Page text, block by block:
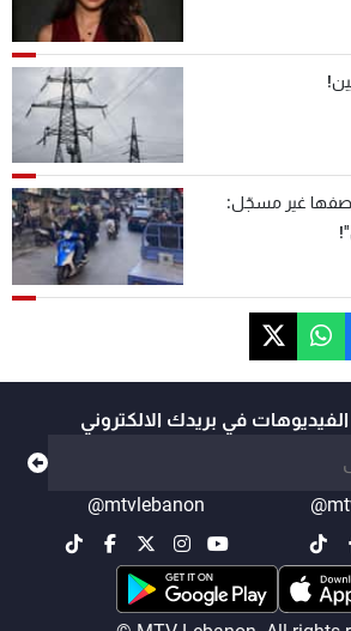
دراجة نصفها غير مسجّل:
الفيديوهات في بريدك الالكتروني
@mtvlebanon